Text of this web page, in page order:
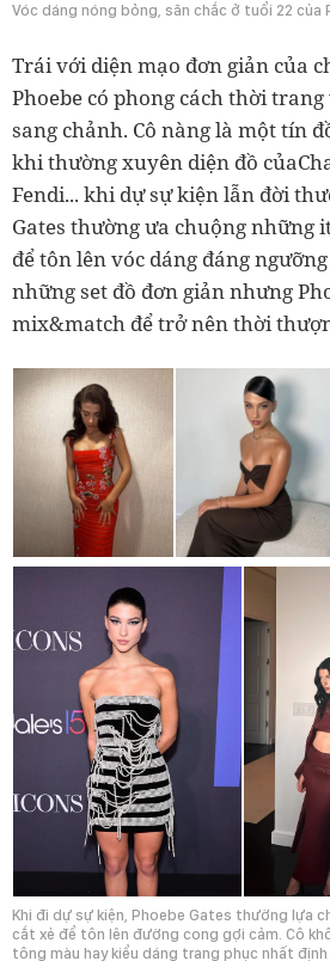
Vóc dáng nóng bỏng, săn chắc ở tuổi 22 của
Trái với diện mạo đơn giản của
Phoebe có phong cách thời
sang chảnh. Cô nàng là một tín
khi thường xuyên diện đồ
Fendi... khi dự sự kiện lẫn đời
Gates thường ưa chuộng những
để tôn lên vóc dáng đáng
những set đồ đơn giản nhưng
mix&match để trở nên thời
Khi đi dự sự kiện, Phoebe Gates thường lựa
cắt xẻ để tôn lên đường cong gợi cảm. Cô
tông màu hay kiểu dáng trang phục nhất